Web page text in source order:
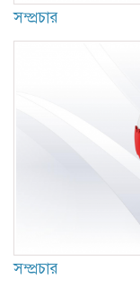
সম্প্রচার
সম্প্রচার